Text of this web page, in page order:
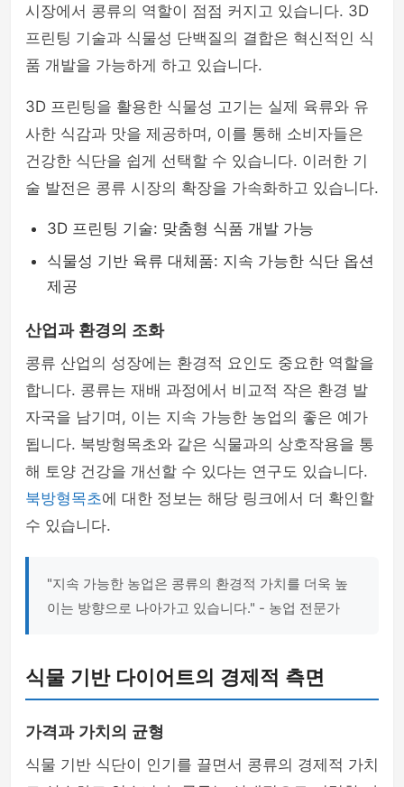
시장에서 콩류의 역할이 점점 커지고 있습니다. 3D
프린팅 기술과 식물성 단백질의 결합은 혁신적인 식
품 개발을 가능하게 하고 있습니다.
3D 프린팅을 활용한 식물성 고기는 실제 육류와 유
사한 식감과 맛을 제공하며, 이를 통해 소비자들은
건강한 식단을 쉽게 선택할 수 있습니다. 이러한 기
술 발전은 콩류 시장의 확장을 가속화하고 있습니다.
3D 프린팅 기술: 맞춤형 식품 개발 가능
식물성 기반 육류 대체품: 지속 가능한 식단 옵션
제공
산업과 환경의 조화
콩류 산업의 성장에는 환경적 요인도 중요한 역할을
합니다. 콩류는 재배 과정에서 비교적 작은 환경 발
자국을 남기며, 이는 지속 가능한 농업의 좋은 예가
됩니다. 북방형목초와 같은 식물과의 상호작용을 통
해 토양 건강을 개선할 수 있다는 연구도 있습니다.
북방형목초에 대한 정보는 해당 링크에서 더 확인할
수 있습니다.
"지속 가능한 농업은 콩류의 환경적 가치를 더욱 높
이는 방향으로 나아가고 있습니다." - 농업 전문가
식물 기반 다이어트의 경제적 측면
가격과 가치의 균형
식물 기반 식단이 인기를 끌면서 콩류의 경제적 가치